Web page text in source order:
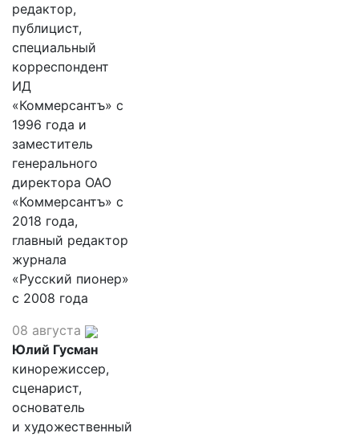
редактор,
публицист,
специальный
корреспондент
ИД
«Коммерсантъ» с
1996 года и
заместитель
генерального
директора ОАО
«Коммерсантъ» с
2018 года,
главный редактор
журнала
«Русский пионер»
с 2008 года
08 августа
Юлий Гусман
кинорежиссер,
сценарист,
основатель
и художественный